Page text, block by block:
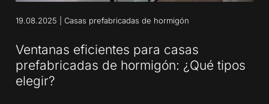
19.08.2025 |Casas prefabricadas de hormigón
Ventanas eficientes para casas
prefabricadas de hormigón: ¿Qué tipos
elegir?